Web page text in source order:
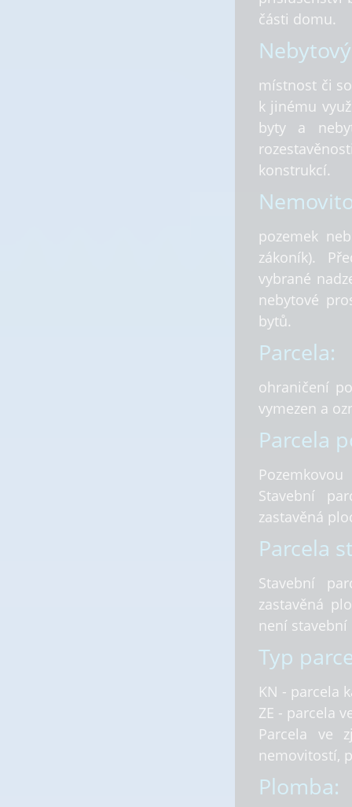
části domu.
místnost či
k jinému
byty a
konstrukcí.
pozemek
zákoník).
vybrané
nebytové
bytů.
Parcela:
ohraničení
vymezen a
Parcela
Stavební
zastavěná
Parcela
Stavební
zastavěná
není
Typ
KN - parcela
ZE - parcela
Parcela ve
nemovitostí,
Plomba: